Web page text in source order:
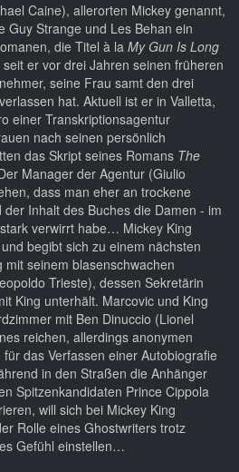
Caine), allerorten Mickey genannt,
Guy Strange und Les Behan ein
die Titel à la My Gun Is Long
er vor drei Jahren seinen früheren
seine Frau samt den drei
hat. Aktuell ist er in Valletta,
einer Transkriptionsagentur
nach seinen persönlich
das Skript seines Romans The
Manager der Agentur (Giulio
dass man eher an trockene
Inhalt des Buches die Damen - im
verwirrt habe… Mickey King
begibt sich zu einem nächsten
seinem blasenschwachen
Trieste), dessen Sekretärin
King unterhält. Marcovic und King
mit Ben Dinuccio (Lionel
reichen, allerdings anonymen
das Verfassen einer Autobiografie
in den Straßen die Anhänger
Spitzenkandidaten Prince Cippola
will sich bei Mickey King
Rolle eines Ghostwriters trotz
Gefühl einstellen…